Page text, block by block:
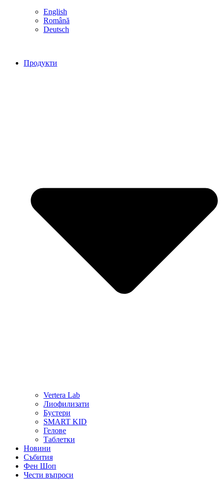
English
Română
Deutsch
Продукти
Vertera Lab
Лиофилизати
Бустери
SMART KID
Гелове
Таблетки
Новини
Събития
Фен Шоп
Чести въпроси